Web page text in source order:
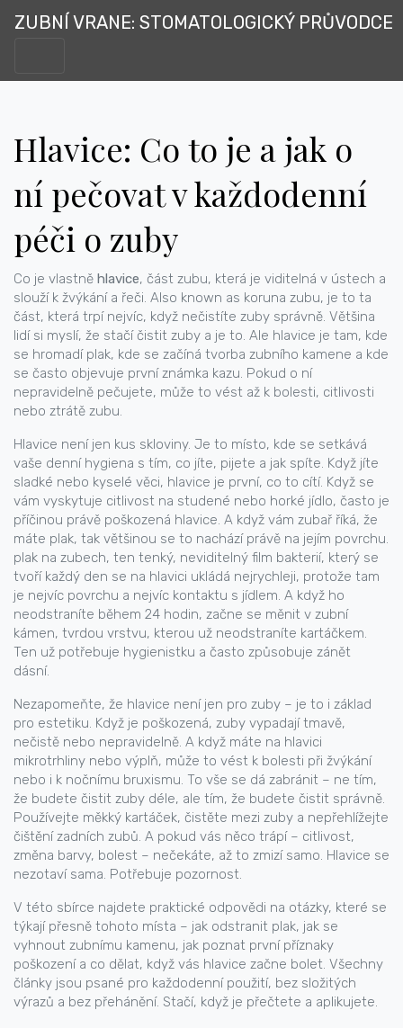
ZUBNÍ VRANE: STOMATOLOGICKÝ PRŮVODCE
Hlavice: Co to je a jak o
ní pečovat v každodenní
péči o zuby
Co je vlastně hlavice, část zubu, která je viditelná v ústech a
slouží k žvýkání a řeči. Also known as koruna zubu, je to ta
část, která trpí nejvíc, když nečistíte zuby správně. Většina
lidí si myslí, že stačí čistit zuby a je to. Ale hlavice je tam, kde
se hromadí plak, kde se začíná tvorba zubního kamene a kde
se často objevuje první známka kazu. Pokud o ní
nepravidelně pečujete, může to vést až k bolesti, citlivosti
nebo ztrátě zubu.
Hlavice není jen kus skloviny. Je to místo, kde se setkává
vaše denní hygiena s tím, co jíte, pijete a jak spíte. Když jíte
sladké nebo kyselé věci, hlavice je první, co to cítí. Když se
vám vyskytuje citlivost na studené nebo horké jídlo, často je
příčinou právě poškozená hlavice. A když vám zubař říká, že
máte plak, tak většinou se to nachází právě na jejím povrchu.
plak na zubech, ten tenký, neviditelný film bakterií, který se
tvoří každý den se na hlavici ukládá nejrychleji, protože tam
je nejvíc povrchu a nejvíc kontaktu s jídlem. A když ho
neodstraníte během 24 hodin, začne se měnit v zubní
kámen, tvrdou vrstvu, kterou už neodstraníte kartáčkem.
Ten už potřebuje hygienistku a často způsobuje zánět
dásní.
Nezapomeňte, že hlavice není jen pro zuby – je to i základ
pro estetiku. Když je poškozená, zuby vypadají tmavě,
nečistě nebo nepravidelně. A když máte na hlavici
mikrotrhliny nebo výplň, může to vést k bolesti při žvýkání
nebo i k nočnímu bruxismu. To vše se dá zabránit – ne tím,
že budete čistit zuby déle, ale tím, že budete čistit správně.
Používejte měkký kartáček, čistěte mezi zuby a nepřehlížejte
čištění zadních zubů. A pokud vás něco trápí – citlivost,
změna barvy, bolest – nečekáte, až to zmizí samo. Hlavice se
nezotaví sama. Potřebuje pozornost.
V této sbírce najdete praktické odpovědi na otázky, které se
týkají přesně tohoto místa – jak odstranit plak, jak se
vyhnout zubnímu kamenu, jak poznat první příznaky
poškození a co dělat, když vás hlavice začne bolet. Všechny
články jsou psané pro každodenní použití, bez složitých
výrazů a bez přehánění. Stačí, když je přečtete a aplikujete.